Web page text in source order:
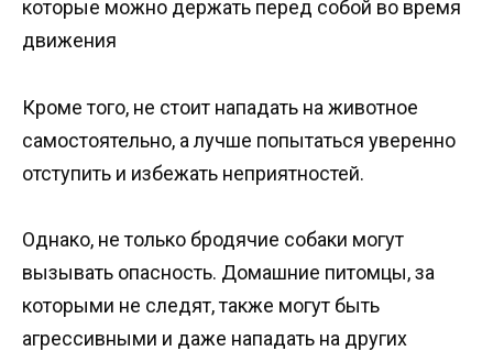
которые можно держать перед собой во время
движения
Кроме того, не стоит нападать на животное
самостоятельно, а лучше попытаться уверенно
отступить и избежать неприятностей.
Однако, не только бродячие собаки могут
вызывать опасность. Домашние питомцы, за
которыми не следят, также могут быть
агрессивными и даже нападать на других